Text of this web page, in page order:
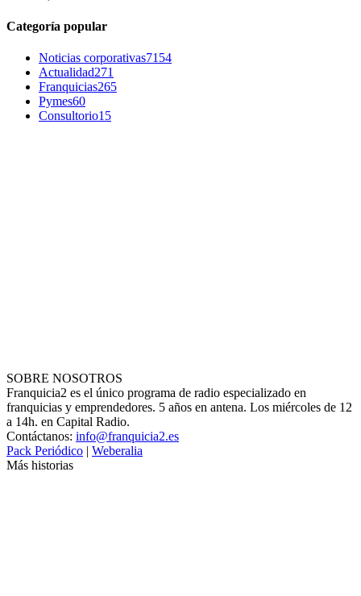
Categoría popular
Noticias corporativas7154
Actualidad271
Franquicias265
Pymes60
Consultorio15
SOBRE NOSOTROS
Franquicia2 es el único programa de radio especializado en
franquicias y emprendedores. 5 años en antena. Los miércoles de 12
a 14h. en Capital Radio.
Contáctanos: info@franquicia2.es
Pack Periódico | Weberalia
Más historias